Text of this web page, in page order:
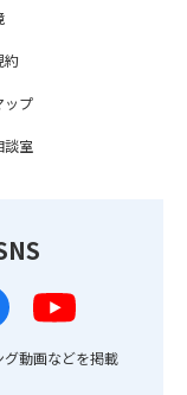
約
ップ
談室
動画などを掲載